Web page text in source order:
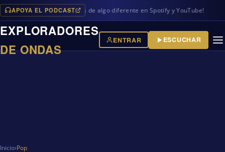
APOYA EL PODCAST
en iVoox, además de algo diferente en Spotify y YouTube!
EXPLORADORES
DE ONDAS
ENTRAR ESCUCHAR
Inicio›Pop